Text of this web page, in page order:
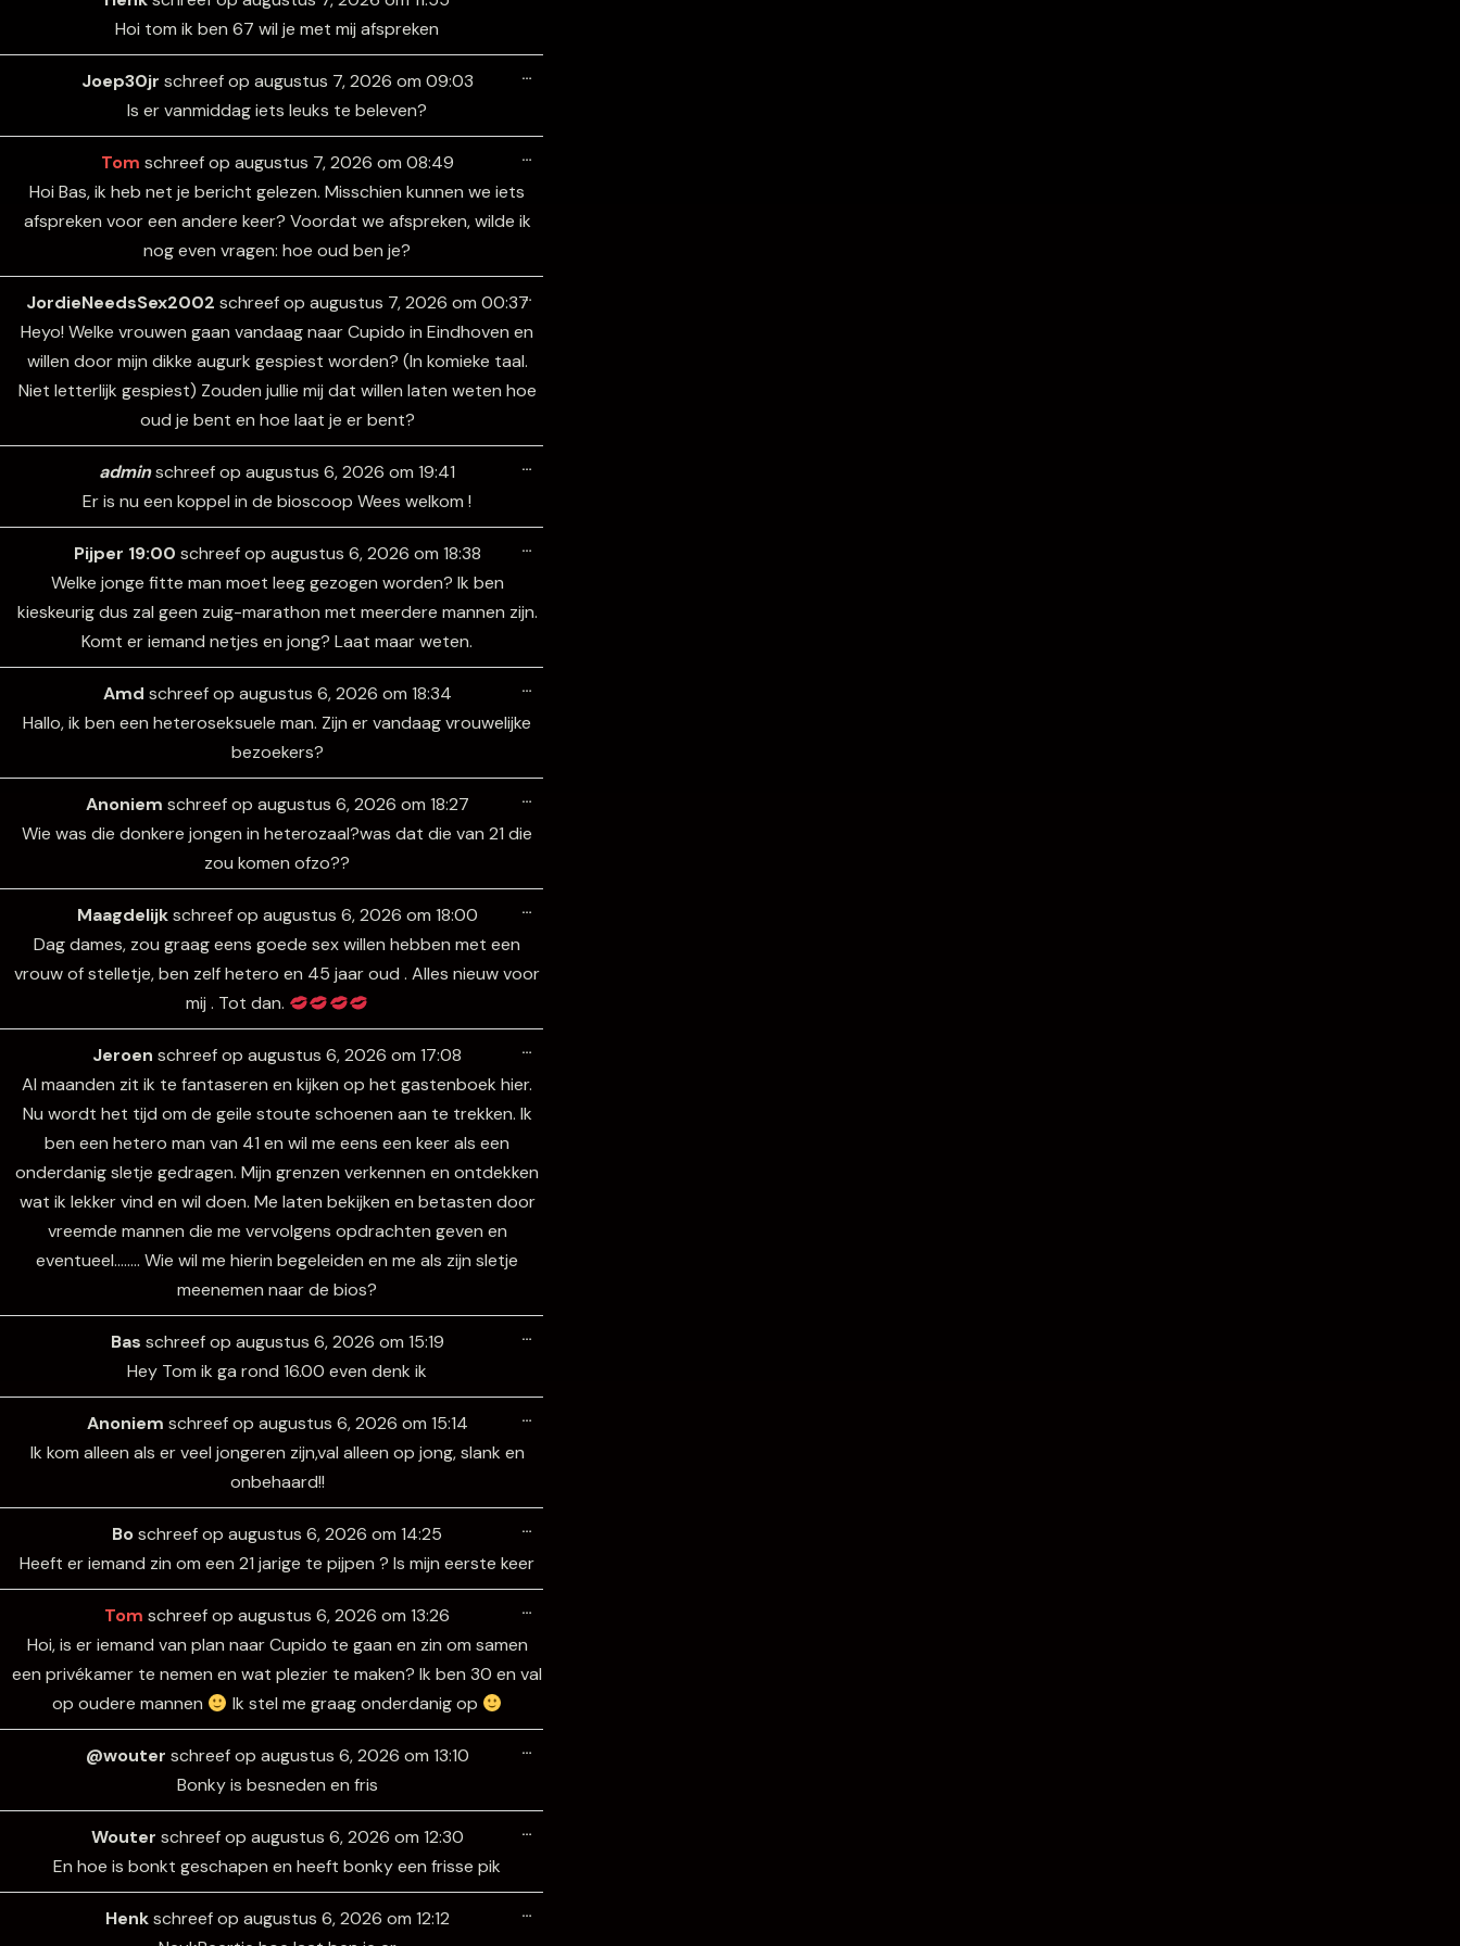
Hoi tom ik ben 67 wil je met mij afspreken
Joep30jr schreef op augustus 7, 2026 om 09:03
Is er vanmiddag iets leuks te beleven?
…
Wissel
Tom schreef op augustus 7, 2026 om 08:49
Hoi Bas, ik heb net je bericht gelezen. Misschien kunnen we iets
afspreken voor een andere keer? Voordat we afspreken, wilde ik
nog even vragen: hoe oud ben je?
…
Wissel
JordieNeedsSex2002 schreef op augustus 7, 2026 om 00:37
Heyo! Welke vrouwen gaan vandaag naar Cupido in Eindhoven en
willen door mijn dikke augurk gespiest worden? (In komieke taal.
Niet letterlijk gespiest) Zouden jullie mij dat willen laten weten hoe
oud je bent en hoe laat je er bent?
…
Wissel
adminschreef op augustus 6, 2026 om 19:41
Er is nu een koppel in de bioscoop Wees welkom !
…
Wissel
Pijper 19:00 schreef op augustus 6, 2026 om 18:38
Welke jonge fitte man moet leeg gezogen worden? Ik ben
kieskeurig dus zal geen zuig-marathon met meerdere mannen zijn.
Komt er iemand netjes en jong? Laat maar weten.
…
Wissel
Amd schreef op augustus 6, 2026 om 18:34
Hallo, ik ben een heteroseksuele man. Zijn er vandaag vrouwelijke
bezoekers?
…
Wissel
Anoniem schreef op augustus 6, 2026 om 18:27
Wie was die donkere jongen in heterozaal?was dat die van 21 die
zou komen ofzo??
…
Wissel
Maagdelijkschreef op augustus 6, 2026 om 18:00
Dag dames, zou graag eens goede sex willen hebben met een
vrouw of stelletje, ben zelf hetero en 45 jaar oud . Alles nieuw voor
mij . Tot dan.
…
Wissel
Jeroen schreef op augustus 6, 2026 om 17:08
Al maanden zit ik te fantaseren en kijken op het gastenboek hier.
Nu wordt het tijd om de geile stoute schoenen aan te trekken. Ik
ben een hetero man van 41 en wil me eens een keer als een
onderdanig sletje gedragen. Mijn grenzen verkennen en ontdekken
wat ik lekker vind en wil doen. Me laten bekijken en betasten door
vreemde mannen die me vervolgens opdrachten geven en
eventueel…….. Wie wil me hierin begeleiden en me als zijn sletje
meenemen naar de bios?
…
Wissel
Bas schreef op augustus 6, 2026 om 15:19
Hey Tom ik ga rond 16.00 even denk ik
…
Wissel
Anoniem schreef op augustus 6, 2026 om 15:14
Ik kom alleen als er veel jongeren zijn,val alleen op jong, slank en
onbehaard!!
…
Wissel
Boschreef op augustus 6, 2026 om 14:25
Heeft er iemand zin om een 21 jarige te pijpen ? Is mijn eerste keer
…
Wissel
Tom schreef op augustus 6, 2026 om 13:26
Hoi, is er iemand van plan naar Cupido te gaan en zin om samen
een privékamer te nemen en wat plezier te maken? Ik ben 30 en val
op oudere mannen
Ik stel me graag onderdanig op
…
Wissel
@wouter schreef op augustus 6, 2026 om 13:10
Bonky is besneden en fris
…
Wissel
Wouter schreef op augustus 6, 2026 om 12:30
En hoe is bonkt geschapen en heeft bonky een frisse pik
…
Wissel
Henkschreef op augustus 6, 2026 om 12:12
…
Wissel